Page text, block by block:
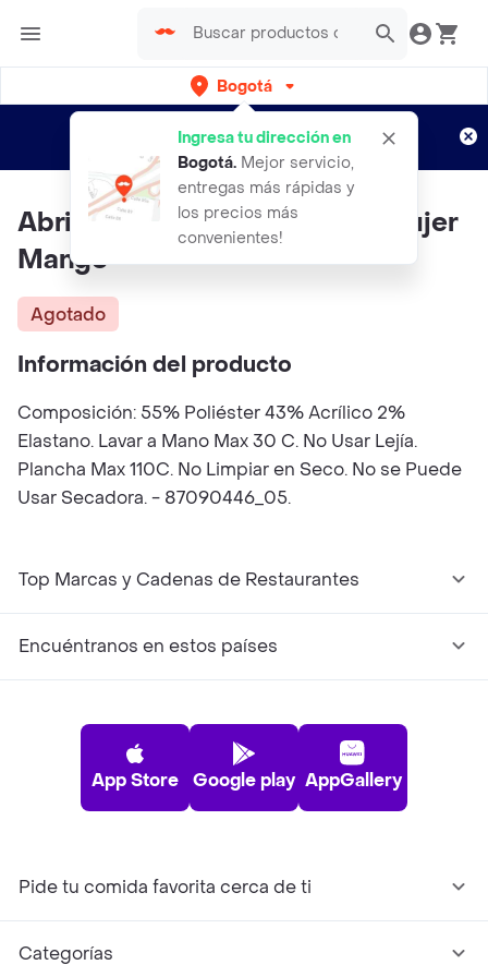
Bogotá
Ingresa tu dirección en
Bogotá. Mejor servicio,
entregas más rápidas y
los precios más
convenientes!
envíos gratis por semanas
Aplican TyC
Abrigo Ganso Crudo Talla M Mujer
Mango
Agotado
Información del producto
Composición: 55% Poliéster 43% Acrílico 2%
Elastano. Lavar a Mano Max 30 C. No Usar Lejía.
Plancha Max 110C. No Limpiar en Seco. No se Puede
Usar Secadora. - 87090446_05.
Top Marcas y Cadenas de Restaurantes
Encuéntranos en estos países
App Store Google play AppGallery
Pide tu comida favorita cerca de ti
Categorías